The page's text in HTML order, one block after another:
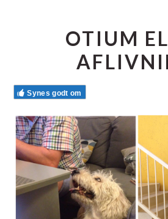
OTIUM
Synes godt om